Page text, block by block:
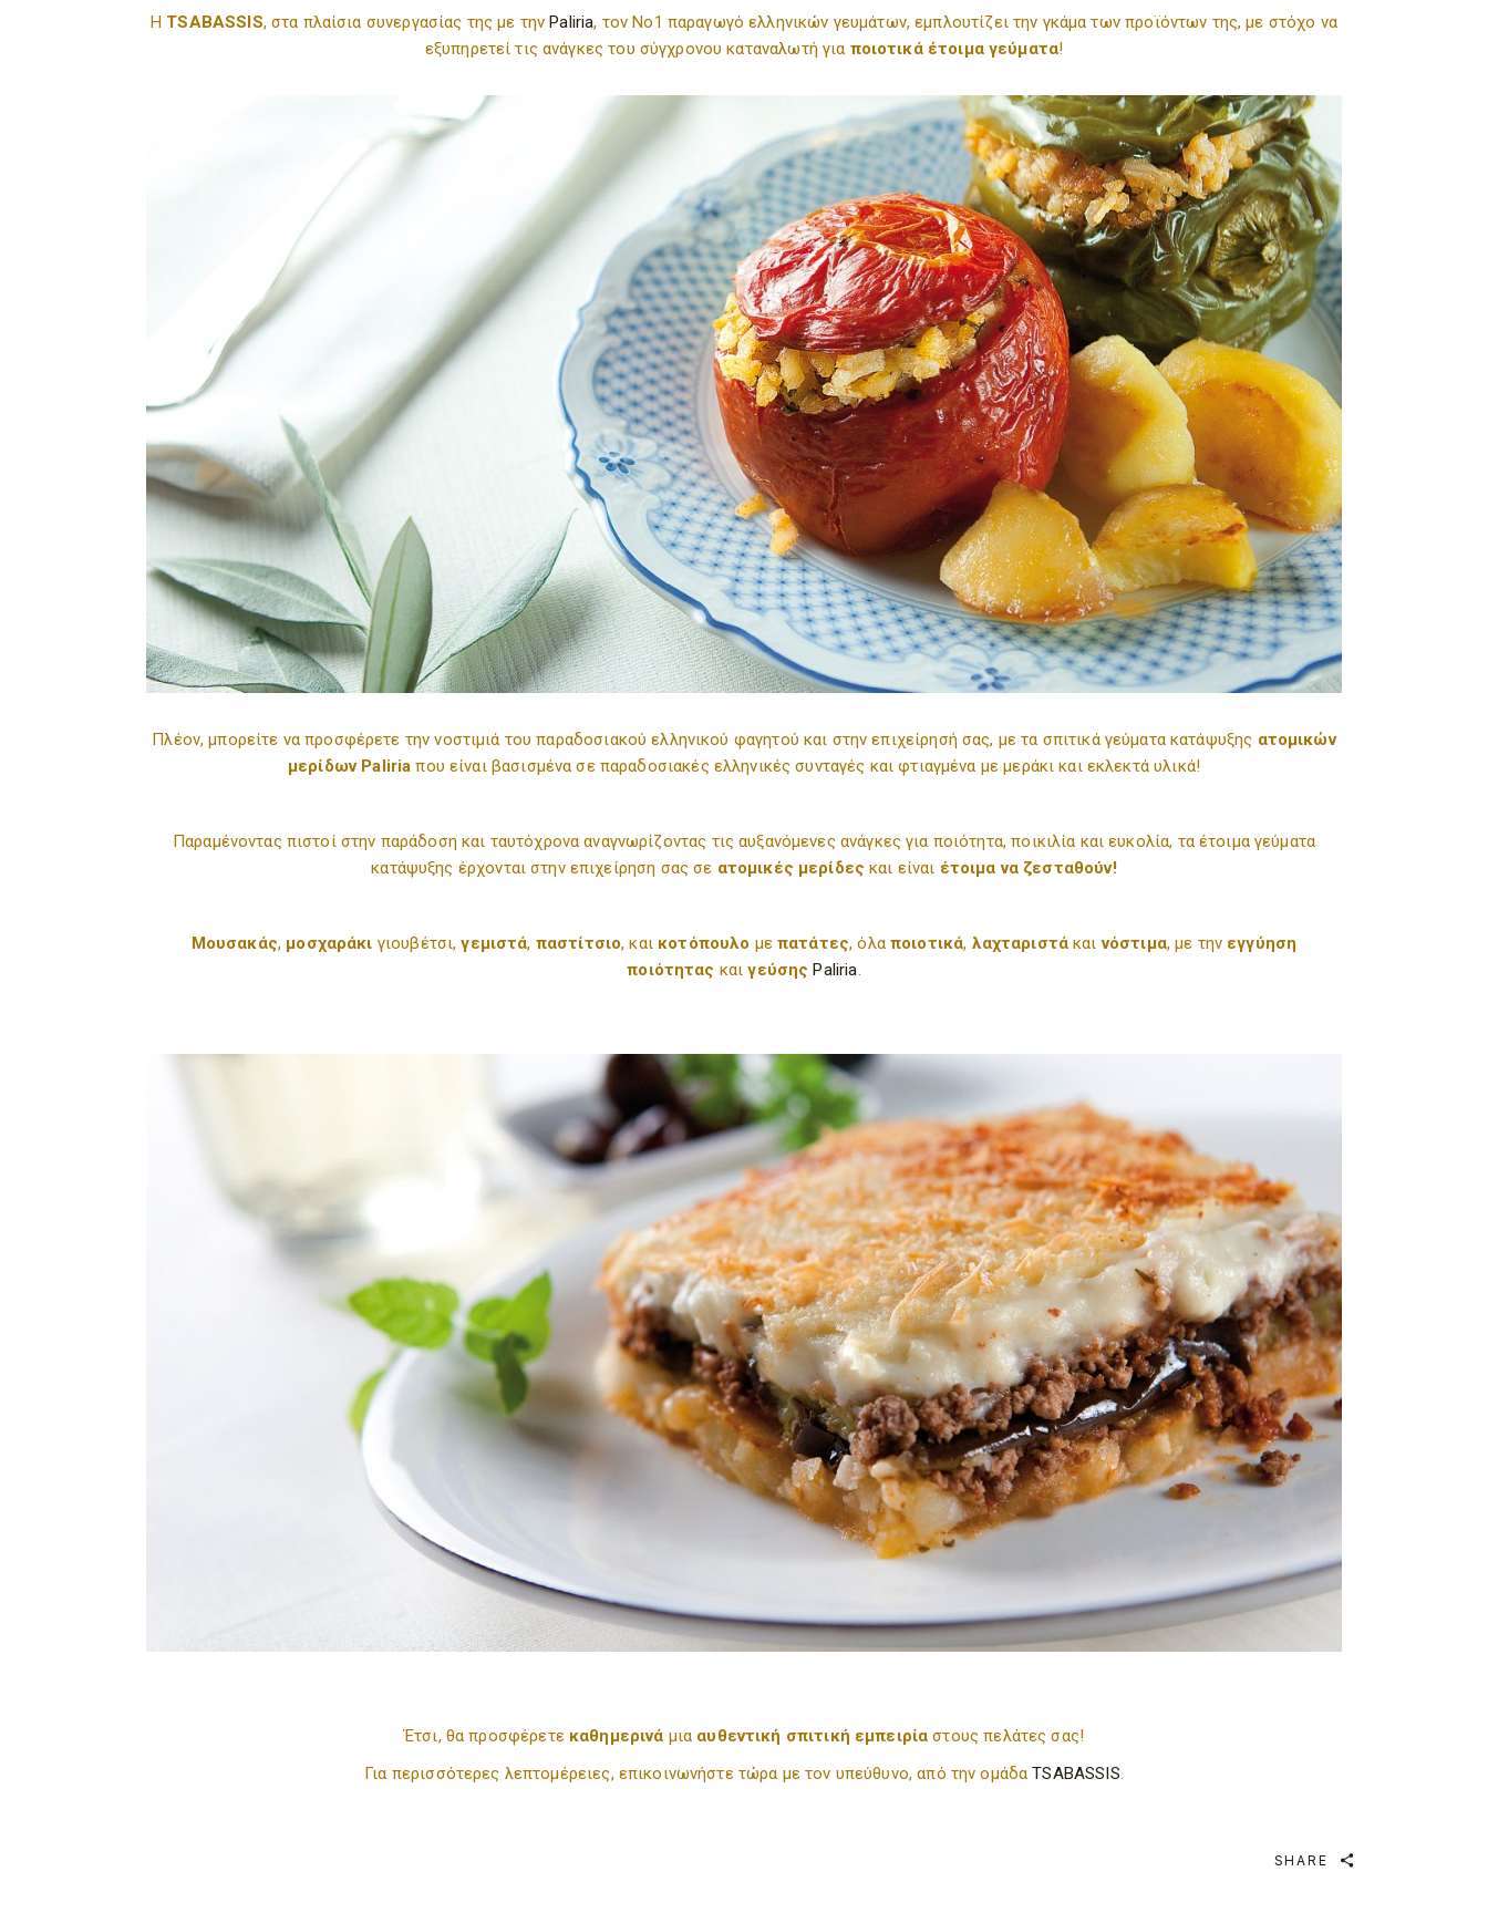
Η TSABASSIS, στα πλαίσια συνεργασίας της με τηνPaliria, τον Νο1 παραγωγό ελληνικών γευμάτων, εμπλουτίζει την γκάμα των προϊόντων της, με στόχο να
εξυπηρετεί τις ανάγκες του σύγχρονου καταναλωτή για ποιοτικά έτοιμα γεύματα!
Πλέον, μπορείτε να προσφέρετε την νοστιμιά του παραδοσιακού ελληνικού φαγητού και στην επιχείρησή σας, με τα σπιτικά γεύματα κατάψυξης ατομικών
μερίδων Paliria που είναι βασισμένα σε παραδοσιακές ελληνικές συνταγές και φτιαγμένα με μεράκι και εκλεκτά υλικά!
Παραμένοντας πιστοί στην παράδοση και ταυτόχρονα αναγνωρίζοντας τις αυξανόμενες ανάγκες για ποιότητα, ποικιλία και ευκολία, τα έτοιμα γεύματα
κατάψυξης έρχονται στην επιχείρηση σας σε ατομικές μερίδεςκαι είναι έτοιμα να ζεσταθούν!
Μουσακάς, μοσχαράκι γιουβέτσι,γεμιστά, παστίτσιο, και κοτόπουλο μεπατάτες, όλα ποιοτικά, λαχταριστάκαινόστιμα, με την εγγύηση
ποιότητας καιγεύσηςPaliria.
Έτσι, θα προσφέρετε καθημερινά μια αυθεντική σπιτική εμπειρία στους πελάτες σας!
Για περισσότερες λεπτομέρειες, επικοινωνήστε τώρα με τον υπεύθυνο, από την ομάδαTSABASSIS.
SHARE
Εμπορικής προώθησης
Σχετικά
Τα cookies είναι μικρά αρχεία κειμένου που χρησιμοποιούνται από τους δικτυακούς
τόπους για να κάνουν την εμπειρία του χρήστη πιο αποτελεσματική.
Ο νόμος αναφέρει ότι μπορούμε να αποθηκεύσουμε τα cookies στη συσκευή σας,
εφόσον είναι απολύτως αναγκαία για τη λειτουργία αυτής της ιστοσελίδας. Για όλους
τους άλλους τύπους cookies χρειαζόμαστε την άδειά σας.
Μπορείτε να αλλάξετε ή να καταργήσετε τη συναίνεσή σας ανά πάσα στιγμή μέσω
της Δήλωσης για τα Cookies στην ιστοσελίδα μας.
Μάθετε περισσότερα σχετικά με το ποιοι είμαστε, με το πως μπορείτε να
επικοινωνήσετε μαζί μας και με το πως επεξεργαζόμαστε τα προσωπικά δεδομένα
στην Πολιτική Προστασίας Προσωπικών Δεδομένων μας. Παρακαλούμε αναφέρετε το
αναγνωριστικό και την ημερομηνία της συναίνεσής σας όταν επικοινωνείτε μαζί μας
σχετικά με τη συναίνεσή σας.
Η δήλωση Cookie ενημερώθηκε τελευταία φορά στις 1/71/2026 από το
ΝΑ ΕΠΙΤΡΈΠΟΝΤΑΙ ΌΛΑ ΕΠΙΤΡΈΠΕΤΑΙ Η ΕΠΙΛΟΓΉ